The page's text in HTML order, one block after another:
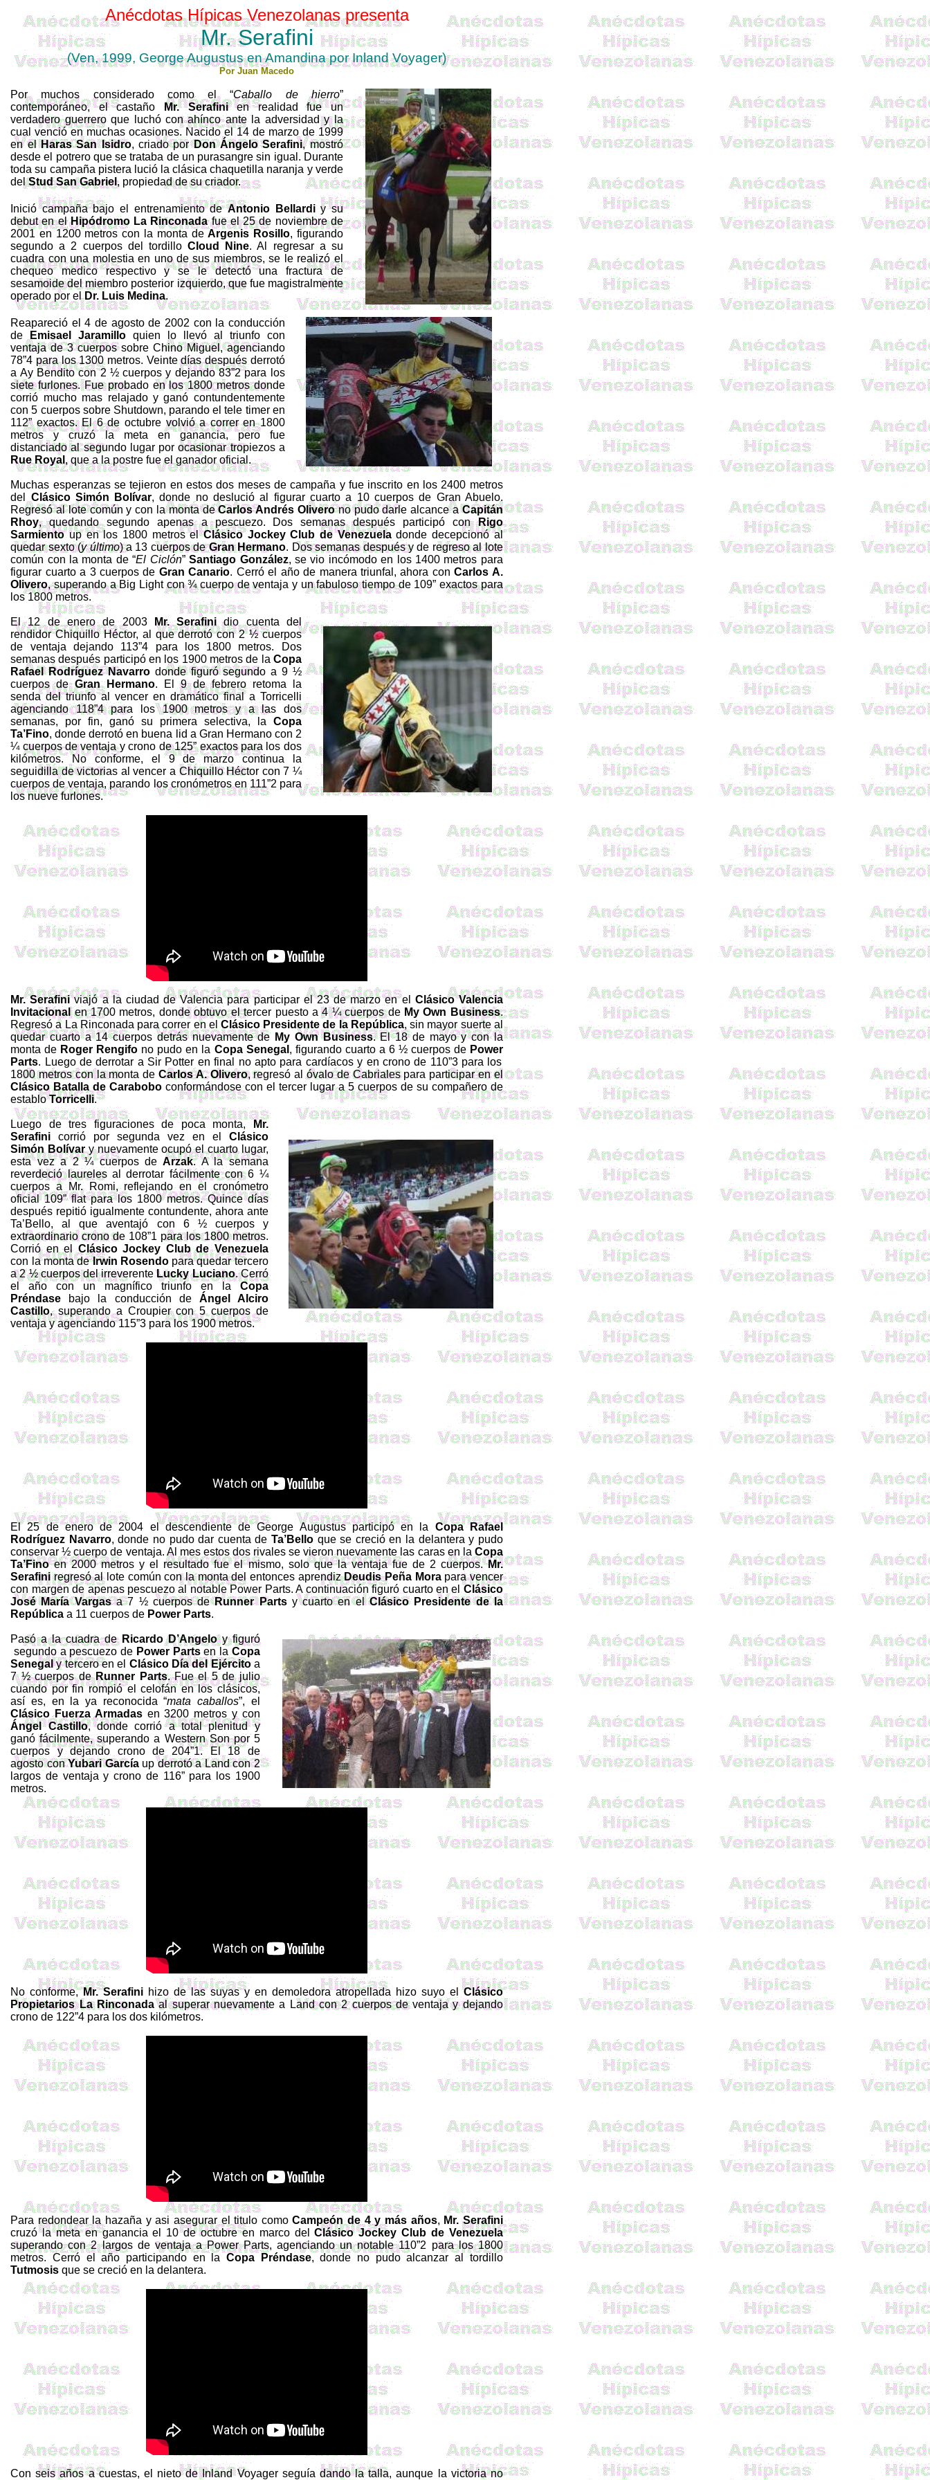
AnécdotasHípicasVenezolanas presenta
Mr.Serafini
(Ven, 1999, George Augustus enAmandinaporInland Voyager)
Por Juan Macedo
Por muchos considerado como el “Caballo de hierro”
contemporáneo, el castaño Mr.Serafinien realidad fue un
verdadero guerrero que luchó con ahínco ante la adversidad y la
cual venció en muchas ocasiones. Nacido el 14 de marzo de 1999
en elHaras San Isidro, criado porDon ÁngeloSerafini, mostró
desde el potrero que se trataba de un purasangre sin igual. Durante
toda su campaña pistera lució la clásica chaquetilla naranja y verde
delStud San Gabriel, propiedad de su criador.
Inició campaña bajo el entrenamiento deAntonio Bellardiy su
debut en elHipódromo La Rinconadafue el 25 de noviembre de
2001 en 1200 metroscon la monta deArgenis Rosillo, figurando
segundo a 2 cuerpos del tordilloCloud Nine. Al regresar a su
cuadra con una molestia en uno de sus miembros, se le realizó el
chequeo medico respectivo y se le detectó una fractura de
sesamoide del miembro posterior izquierdo, que fue magistralmente
operado por elDr. Luis Medina.
Reapareció el 4 de agosto de 2002 con la conducción
de
Emisael Jaramillo quien lo llevó al triunfo con
ventaja de 3 cuerpos sobre Chino Miguel, agenciando
78”4 para los1300 metros. Veinte días después derrotó
a Ay Bendito con 2 ½ cuerpos y dejando 83”2 para los
siete furlones. Fue probado en los1800 metrosdonde
corrió mucho mas relajado y ganó contundentemente
con 5 cuerpos sobre Shutdown, parandoel tele timeren
112”exactos. El 6 de octubre volvió a correr en1800
metrosy cruzó la meta en ganancia, pero fue
distanciado al segundo lugar por ocasionar tropiezos a
RueRoyal, que a la postre fue el ganador oficial.
Muchas esperanzas se tejieron en estos dos meses de campaña y fue inscrito en los 2400 metros
del Clásico Simón Bolívar, donde no deslució al figurar cuarto a 10 cuerpos de Gran Abuelo.
Regresó al lote común y con la monta deCarlos Andrés Oliverono pudo darle alcance aCapitán
Rhoy, quedando segundo apenas a pescuezo. Dos semanas después participó conRigo
Sarmientoup en los 1800 metroselClásico Jockey Club de Venezueladonde decepcionó al
quedar sexto (y último) a 13 cuerpos deGran Hermano. Dos semanas después y de regreso al lote
común con la monta de “El Ciclón”Santiago González, se vio incómodo en los 1400 metros para
figurar cuarto a 3 cuerpos de Gran Canario. Cerró el año de manera triunfal, ahora conCarlos A.
Olivero, superando a Big Light con ¾ cuerpo de ventaja y un fabuloso tiempo de 109” exactos para
los1800 metros.
El 12 de enero de 2003 Mr.Serafinidio cuenta del
rendidor Chiquillo Héctor, al que derrotó con 2 ½ cuerpos
de ventaja dejando 113”4 para los 1800 metros. Dos
semanas después participó en los 1900 metrosde la Copa
Rafael Rodríguez Navarrodonde figuró segundo a 9 ½
cuerpos deGran Hermano. El 9 de febrero retoma la
senda del triunfo al vencer en dramático final a Torricelli
agenciando 118”4 para los1900 metrosy a las dos
semanas, por fin, ganó su primera selectiva, la Copa
Ta’Fino, donde derrotó en buena lid a Gran Hermano con 2
¼ cuerpos de ventaja y crono de125”exactos para los dos
kilómetros. No conforme, el 9 de marzo continua la
seguidilla de victorias al vencer a Chiquillo Héctor con 7 ¼
cuerpos de ventaja, parando los cronómetros en 111”2 para
los nueve furlones.
Mr.Serafiniviajó a la ciudad de Valencia para participar el 23 de marzo en el Clásico Valencia
Invitacionalen1700 metros, donde obtuvo el tercer puesto a 4 ¼ cuerpos de MyOwn Business.
Regresó a La Rinconada para correr en elClásico Presidente de la República, sin mayor suerte al
quedar cuarto a 14 cuerpos detrás nuevamente de My OwnBusiness. El 18 de mayo y con la
monta de Roger Rengifo no pudo en la Copa Senegal , figurando cuarto a 6 ½ cuerpos de Power
Parts. Luego de derrotar a Sir Potter en final no apto para cardíacos y en crono de 110”3 para los
1800 metroscon la monta deCarlos A. Olivero, regresó al óvalo deCabrialespara participar en el
Clásico Batalla de Carabobo conformándose con el tercer lugar a 5 cuerpos de su compañero de
establoTorricelli.
Luego de tres figuraciones de poca monta, Mr.
Serafini corrió por segunda vez en el Clásico
Simón Bolívary nuevamente ocupó el cuarto lugar,
esta vez a 2 ¼ cuerpos deArzak. A la semana
reverdeció laureles al derrotar fácilmente con 6 ¼
cuerpos a Mr. Romi, reflejando en el cronómetro
oficial109”flat para los 1800 metros. Quince días
después repitió igualmente contundente, ahora ante
Ta’Bello, al que aventajó con 6 ½ cuerpos y
extraordinario crono de 108”1 para los1800 metros.
Corrió en elClásico Jockey Club de Venezuela
con la monta deIrwin Rosendopara quedar tercero
a 2 ½ cuerpos del irreverenteLuckyLuciano. Cerró
el año con un magnífico triunfo en la Copa
Préndase bajo la conducción de Ángel Alciro
Castillo, superando a Croupiercon 5 cuerpos de
ventaja y agenciando 115”3 para los1900 metros.
El 25 de enero de 2004 el descendiente de George Augustus participó en la Copa Rafael
Rodríguez Navarro, donde no pudo dar cuenta deTa’Bello que se creció en la delantera y pudo
conservar ½ cuerpo de ventaja. Al mes estos dos rivales se vieron nuevamente las caras en la Copa
Ta’Finoen2000 metros y el resultado fue el mismo, solo que la ventaja fue de 2 cuerpos.Mr.
Serafiniregresó al lote común con la monta del entonces aprendizDeudisPeña Morapara vencer
con margen de apenas pescuezo al notablePower Parts. A continuación figuró cuarto en elClásico
José María Vargasa 7 ½ cuerpos deRunner Partsy cuarto en elClásico Presidente de la
República a 11 cuerpos de Power Parts.
Pasó a la cuadra de RicardoD’Angeloy figuró
segundo a pescuezo de Power Partsen laCopa
Senegaly tercero en el Clásico Día del Ejércitoa
7 ½ cuerpos deRunner Parts. Fue el 5 de julio
cuando por fin rompió el celofán en los clásicos,
así es, en la ya reconocida “mata caballos”, el
Clásico Fuerza Armadasen3200 metros y con
Ángel Castillo, donde corrió a total plenitud y
ganó fácilmente, superando a Western Son por 5
cuerpos y dejando crono de 204”1. El 18 de
agosto conYubariGarcíaup derrotó a Land con 2
largos de ventaja y crono de 116”para los 1900
metros.
No conforme,Mr.Serafini hizo de las suyas y en demoledora atropellada hizo suyo elClásico
Propietarios La Rinconadaal superar nuevamente a Land con 2 cuerpos de ventaja y dejando
crono de 122”4 para los dos kilómetros.
Para redondear la hazaña yasi asegurar el titulo comoCampeón de 4 y más años, Mr.Serafini
cruzó la meta en ganancia el 10 de octubre en marco delClásico Jockey Club de Venezuela
superando con 2 largos de ventaja aPower Parts, agenciando un notable 110”2 para los1800
metros. Cerró el año participando en la Copa Préndase, donde no pudo alcanzar al tordillo
Tutmosis que se creció en la delantera.
Con seis años a cuestas, el nieto deInland Voyagerseguía dando la talla, aunque la victoria no